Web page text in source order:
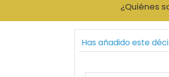
¿Quiénes
Has añadido este